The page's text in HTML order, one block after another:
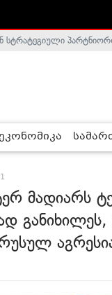
სტრატეგიული
ეკონომიკა
მადიარს